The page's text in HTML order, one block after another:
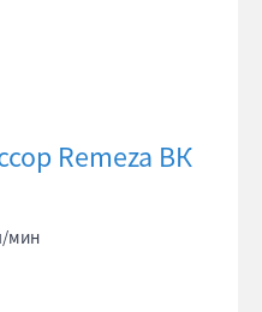
Remeza ВК
мин